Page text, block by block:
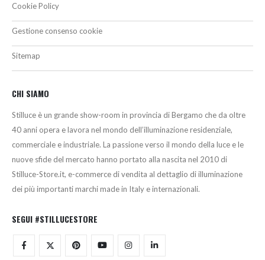
Cookie Policy
Gestione consenso cookie
Sitemap
CHI SIAMO
Stilluce è un grande show-room in provincia di Bergamo che da oltre
40 anni opera e lavora nel mondo dell’illuminazione residenziale,
commerciale e industriale. La passione verso il mondo della luce e le
nuove sfide del mercato hanno portato alla nascita nel 2010 di
Stilluce-Store.it, e-commerce di vendita al dettaglio di illuminazione
dei più importanti marchi made in Italy e internazionali.
SEGUI #STILLUCESTORE